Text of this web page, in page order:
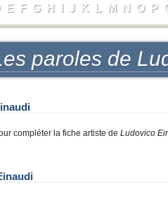
E F G H I J K L M N O P
paroles de
compléter la fiche artiste de Ludovico